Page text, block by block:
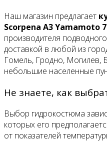
Наш магазин предлагает
Scorpena A3 Yamamoto
производителя
доставкой в любой из
Гомель, Гродно, Могилев,
небольшие населенные
Не знаете, как
Выбор гидрокостюма
которых его
от показателей